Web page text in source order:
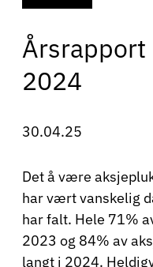
Årsrapport
2024
30.04.25
Det å være
har vært vanskelig
har falt. Hele 71%
2023 og 84% av
langt i 2024.